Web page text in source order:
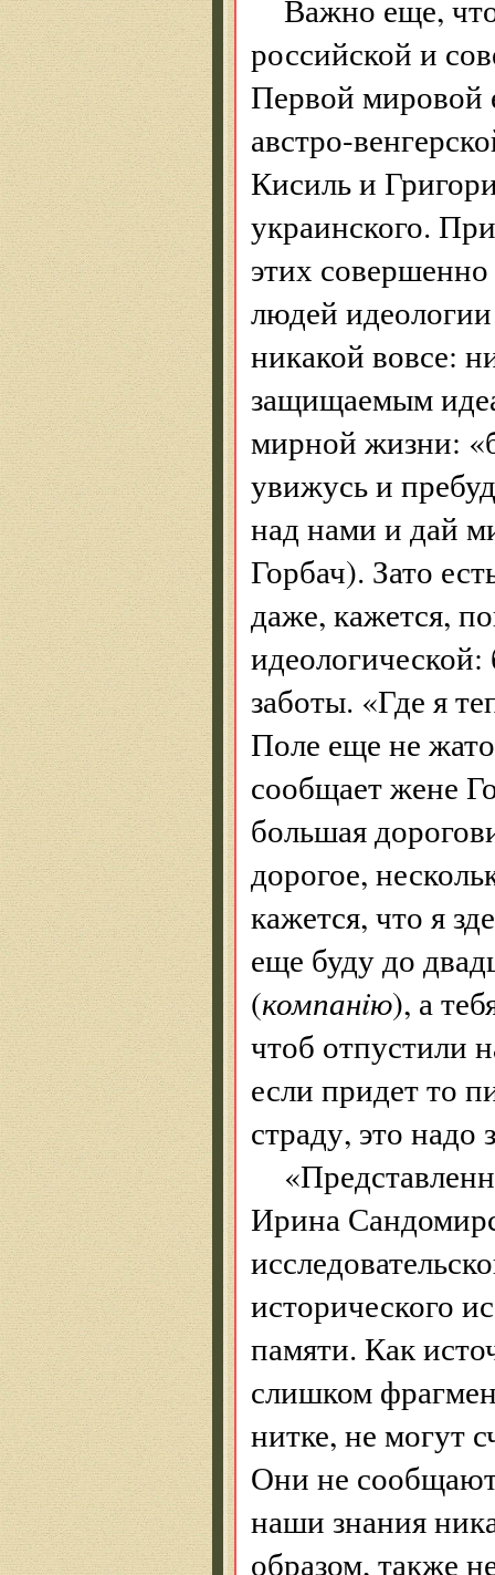
Важно еще,
российской и
Первой мировой
австро-
Кисиль и
украинского.
этих
людей
никакой вовсе:
защищаемым
мирной жизни:
увижусь и
над нами и дай
Горбач). Зато
даже, кажется,
заботы. «Где я
Поле еще не
сообщает жене
большая
дорогое,
кажется, что я
еще буду до
(компанiю), а
чтоб отпустили
если придет то
страду, это надо
Ирина
исторического
памяти. Как
слишком
нитке, не могут
Они не
наши знания
образом, также